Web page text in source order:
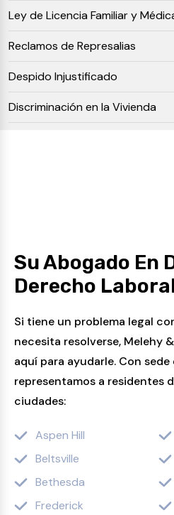
Ley de Licencia Familiar y
Reclamos de Represalias
Despido Injustificado
Discriminación en la Vivienda
Su Abogado En
Derecho
Si tiene un problema legal
necesita resolverse, Melehy
aquí para ayudarle. Con sede
representamos a residentes
ciudades:
Aspen Hill
Beltsville
Bethesda
Frederick